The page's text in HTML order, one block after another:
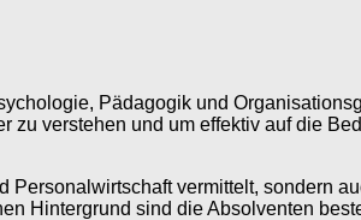
Pädagogik und
zu verstehen und um effektiv auf die
vermittelt, sondern
Hintergrund sind die Absolventen